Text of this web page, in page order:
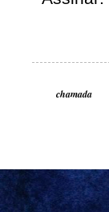
chamada